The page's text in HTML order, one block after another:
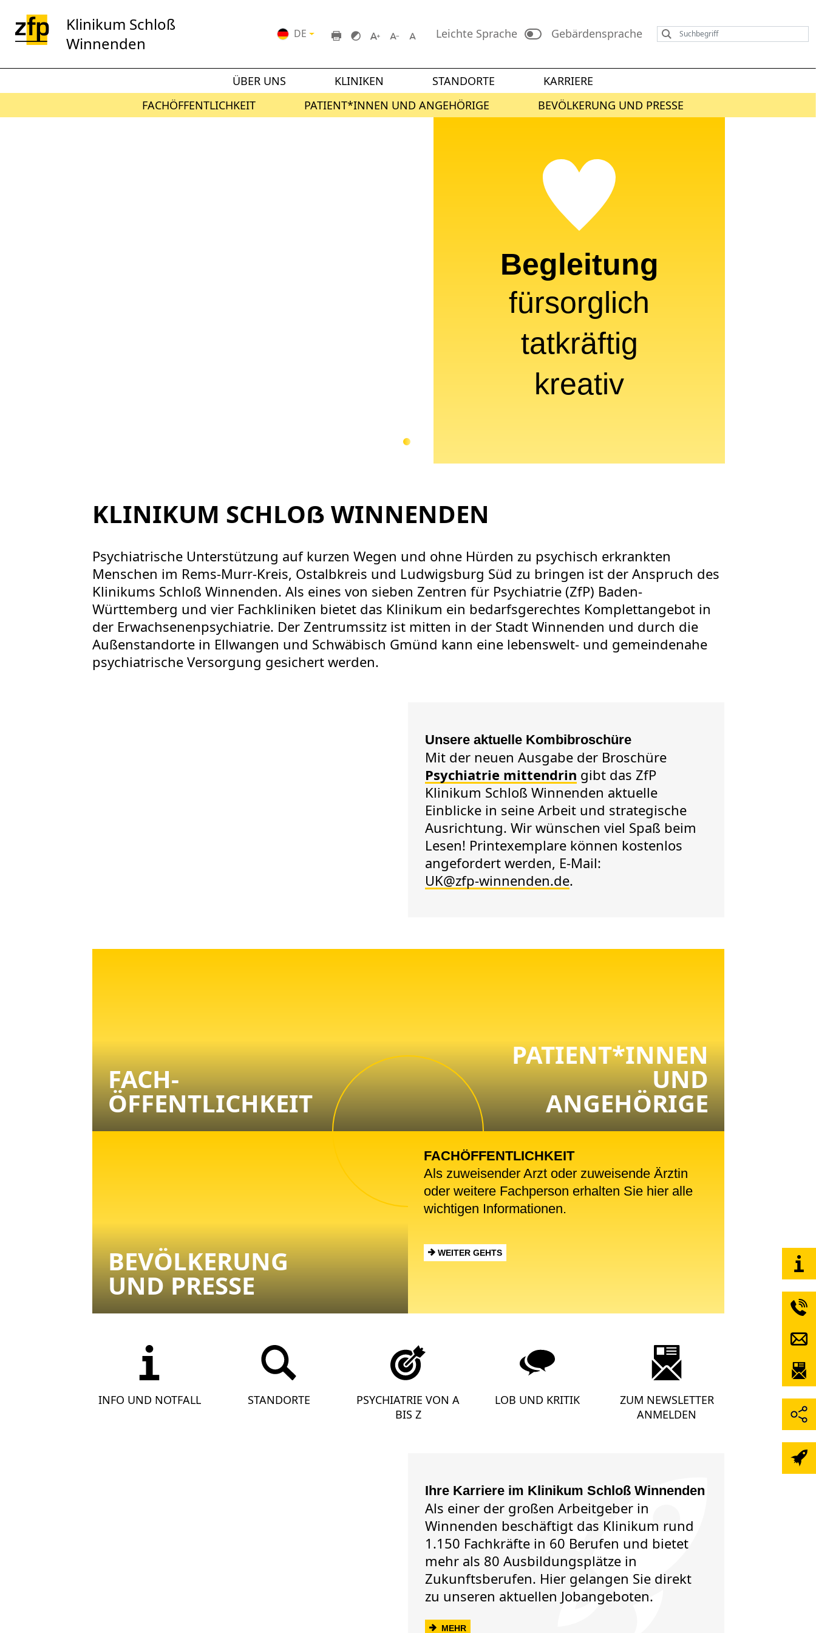
Klinikum Schloß
Winnenden
DE Leichte Sprache Gebärdensprache
ÜBER UNS KLINIKEN STANDORTE
KARRIERE
FACHÖFFENTLICHKEIT
PATIENT*INNEN UND ANGEHÖRIGE BEVÖLKERUNG UND PRESSE
Begleitung
fürsorglich
tatkräftig
kreativ
KLINIKUM SCHLOẞ WINNENDEN
Psychiatrische Unterstützung auf kurzen Wegen und ohne Hürden zu psychisch erkrankten
Menschen im Rems-Murr-Kreis, Ostalbkreis und Ludwigsburg Süd zu bringen ist der Anspruch des
Klinikums Schloß Winnenden. Als eines von sieben Zentren für Psychiatrie (ZfP) Baden-
Württemberg und vier Fachkliniken bietet das Klinikum ein bedarfsgerechtes Komplettangebot in
der Erwachsenenpsychiatrie. Der Zentrumssitz ist mitten in der Stadt Winnenden und durch die
Außenstandorte in Ellwangen und Schwäbisch Gmünd kann eine lebenswelt- und gemeindenahe
psychiatrische Versorgung gesichert werden.
Unsere aktuelle Kombibroschüre
Mit der neuen Ausgabe der Broschüre
Psychiatrie mittendrin gibt das ZfP
Klinikum Schloß Winnenden aktuelle
Einblicke in seine Arbeit und strategische
Ausrichtung. Wir wünschen viel Spaß beim
Lesen! Printexemplare können kostenlos
angefordert werden, E-Mail:
UK@zfp-winnenden.de.
FACH­
ÖFFENTLICHKEIT
PATIENT*INNEN
UND
ANGEHÖRIGE
BEVÖLKERUNG
UND PRESSE
FACHÖFFENTLICHKEIT
Als zuweisender Arzt oder zuweisende Ärztin
oder weitere Fachperson erhalten Sie hier alle
wichtigen Informationen.
WEITER GEHTS
INFO UND NOTFALL STANDORTE
PSYCHIATRIE VON A
BIS Z
LOB UND KRITIK
ZUM NEWSLETTER
ANMELDEN
Ihre Karriere im Klinikum Schloß Winnenden
Als einer der großen Arbeitgeber in
Winnenden beschäftigt das Klinikum rund
1.150 Fachkräfte in 60 Berufen und bietet
mehr als 80 Ausbildungsplätze in
Zukunftsberufen. Hier gelangen Sie direkt
zu unseren aktuellen Jobangeboten.
MEHR